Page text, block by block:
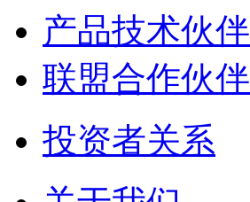
产品技术伙伴
联盟合作伙伴
投资者关系